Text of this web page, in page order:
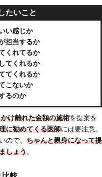
たいこと
い感じか
担当するか
くれてるか
てくれるか
てくれるか
こないか
るのか
け離れた金額の施術を提案を
に勧めてくる医師には要注意。
ので、 ちゃんと親身になって提
しょう。